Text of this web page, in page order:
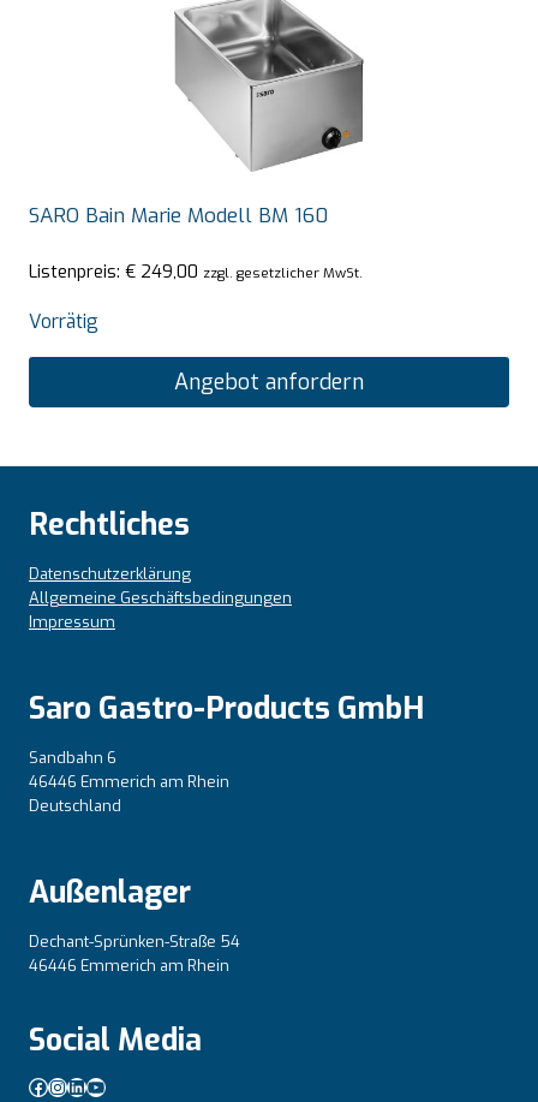
SARO Bain Marie Modell BM 160
Listenpreis: € 249,00 zzgl. gesetzlicher MwSt.
Vorrätig
Angebot anfordern
Rechtliches
Datenschutzerklärung
Allgemeine Geschäftsbedingungen
Impressum
Saro Gastro-Products GmbH
Sandbahn 6
46446 Emmerich am Rhein
Deutschland
Außenlager
Dechant-Sprünken-Straße 54
46446 Emmerich am Rhein
Social Media
Facebook
Instagram
LinkedIn
YouTube